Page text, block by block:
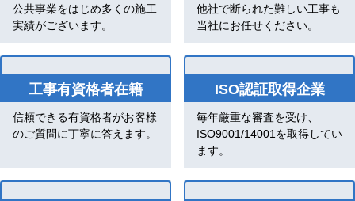
公共事業をはじめ多くの施工
実績がございます。
他社で断られた難しい工事も
当社にお任せください。
工事有資格者在籍
信頼できる有資格者がお客様
のご質問に丁寧に答えます。
ISO認証取得企業
毎年厳重な審査を受け、
ISO9001/14001を取得してい
ます。